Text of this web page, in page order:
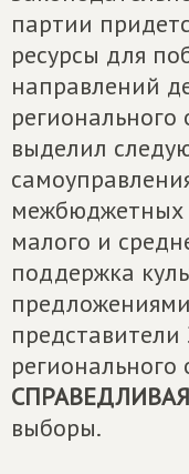
партии
ресурсы для
направлений
выделил
межбюджетных
малого и
поддержка
представители
выборы.